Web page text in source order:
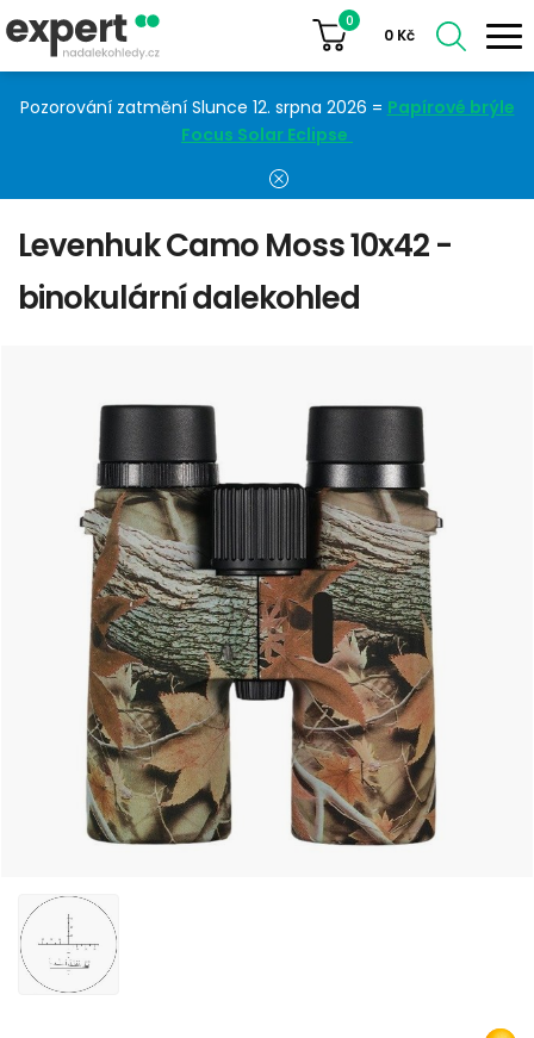
Pozorování zatmění Slunce 12. srpna 2026 = Papírové brýle
Focus Solar Eclipse
0
0 Kč
Levenhuk Camo Moss 10x42 -
binokulární dalekohled